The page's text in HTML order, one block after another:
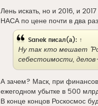
Лень искать, но и 2016, и
НАСА по цене почти в два
Sanekписал(а): ↑
Ну так кто мешает
себестоимости,
А зачем? Маск, при
ежегодном убытке в 500
В конце концов Роскосмос